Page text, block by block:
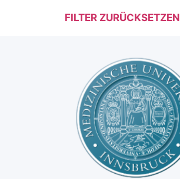
FILTER ZURÜCKSETZEN